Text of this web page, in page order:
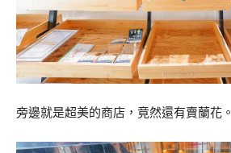
旁邊就是超美的商店，竟然還有賣蘭花。